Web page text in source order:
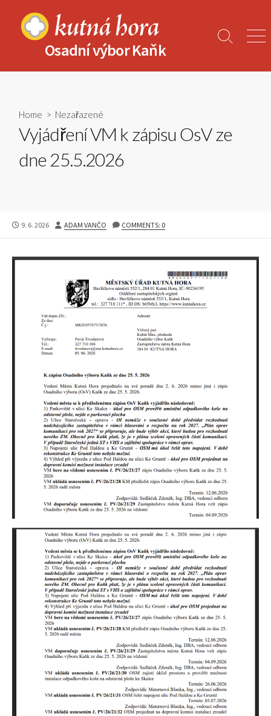
content
Osadní výbor Kaňk
Search
Home > Nezařazené
Vyjádření VM k zápisu OsV ze
dne 25.5.2026
PUBLISHED
9. 6. 2026 AUTHOR
ADAM VANČO COMMENTS: 0